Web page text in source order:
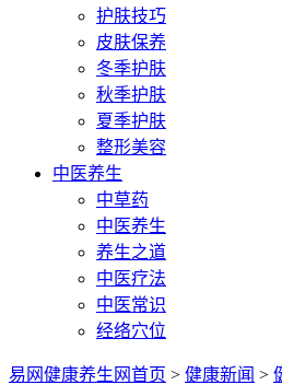
护肤技巧
皮肤保养
冬季护肤
秋季护肤
夏季护肤
整形美容
中医养生
中草药
中医养生
养生之道
中医疗法
中医常识
经络穴位
易网健康养生网首页 > 健康新闻 >